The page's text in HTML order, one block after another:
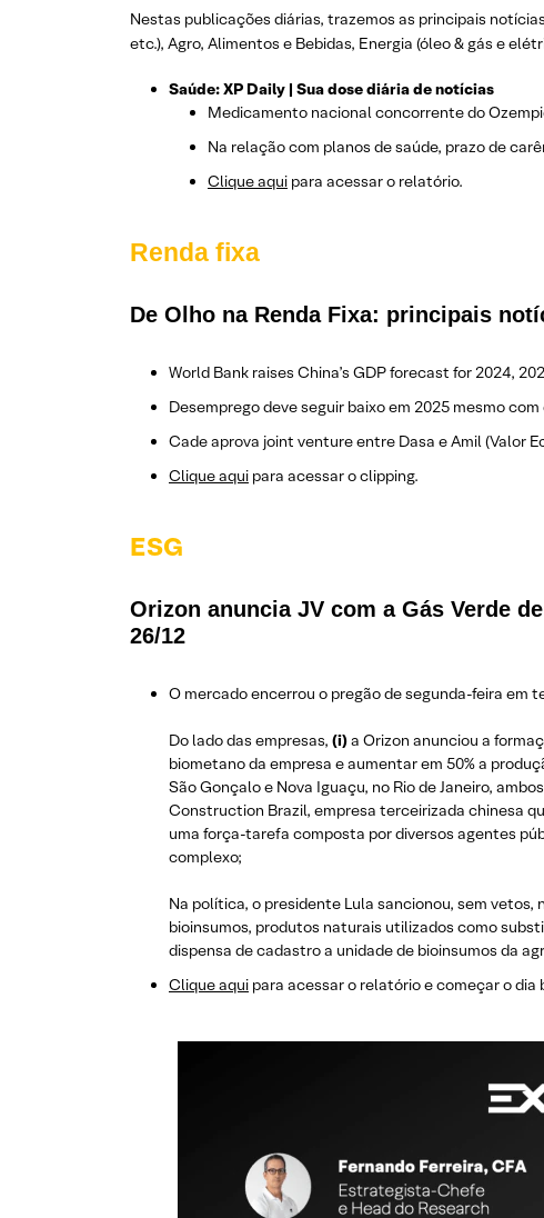
Nestas publicações diárias, trazemos as principais
etc.), Agro, Alimentos e Bebidas, Energia (óleo & gás e
Saúde: XP Daily | Sua dose diária de notícias
Medicamento nacional concorrente do
Na relação com planos de saúde, prazo de
Clique aqui para acessar o relatório.
Renda fixa
De Olho na Renda Fixa: principais
World Bank raises China’s GDP forecast for 2024,
Desemprego deve seguir baixo em 2025 mesmo
Cade aprova joint venture entre Dasa e Amil (Valor
Clique aqui para acessar o clipping.
ESG
Orizon anuncia JV com a Gás Verde
26/12
O mercado encerrou o pregão de segunda-feira em
Do lado das empresas, (i)a Orizon anunciou a
biometano da empresa e aumentar em 50% a
São Gonçalo e Nova Iguaçu, no Rio de Janeiro,
Construction Brazil, empresa terceirizada chinesa
uma força-tarefa composta por diversos agentes
complexo;
Na política, o presidente Lula sancionou, sem vetos,
bioinsumos, produtos naturais utilizados como
dispensa de cadastro a unidade de bioinsumos da
Clique aqui para acessar o relatório e começar o dia